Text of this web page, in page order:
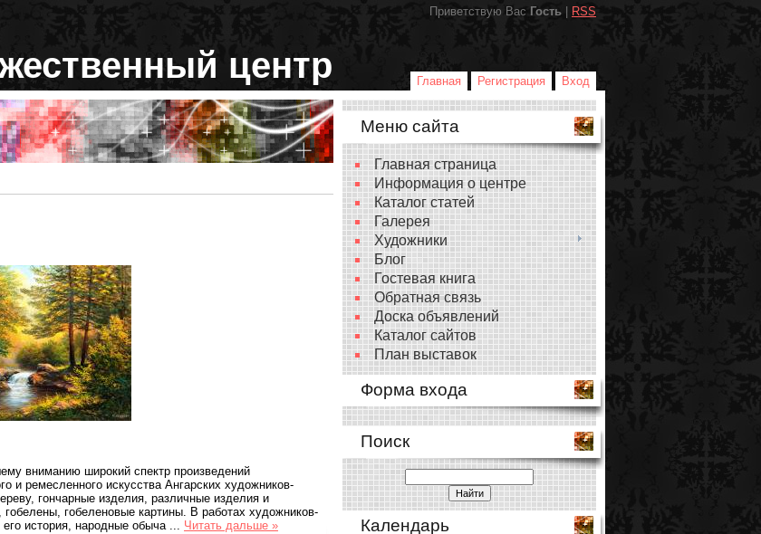
Приветствую Вас Гость RSS
центр Главная Регистрация Вход
вниманию широкий спектр произведений
и ремесленного искусства Ангарских художников-
гончарные изделия, различные изделия и
гобеленовые картины. В работах художников-
история, народные обыча ... Читать дальше »
Меню сайта
Главная страница
Информация о центре
Каталог статей
Галерея
Художники
Блог
Гостевая книга
Обратная связь
Доска объявлений
Каталог сайтов
План выставок
Форма входа
Поиск
Календарь